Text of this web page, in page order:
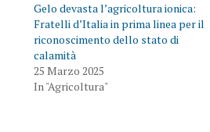
Gelo devasta l’agricoltura ionica:
Fratelli d’Italia in prima linea per il
riconoscimento dello stato di
calamità
25 Marzo 2025
In "Agricoltura"